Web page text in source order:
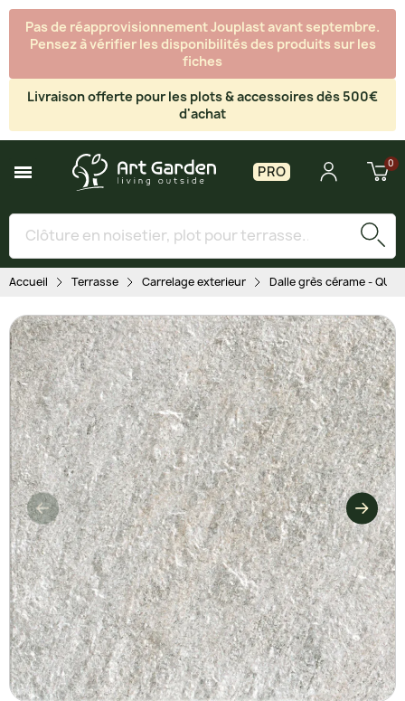
Pas de réapprovisionnement Jouplast avant septembre.
Pensez à vérifier les disponibilités des produits sur les
fiches
Livraison offerte pour les plots & accessoires dès 500€
d'achat
PRO
Accueil Terrasse Carrelage exterieur Dalle grès cérame -